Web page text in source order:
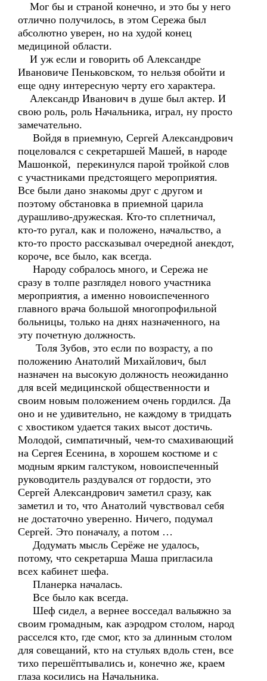
Мог бы и страной конечно, и это бы у него
отлично получилось, в этом Сережа был
абсолютно уверен, но на худой конец
медициной области.
И уж если и говорить об Александре
Ивановиче Пеньковском, то нельзя обойти и
еще одну интересную черту его характера.
Александр Иванович в душе был актер. И
свою роль, роль Начальника, играл, ну просто
замечательно.
Войдя в приемную, Сергей Александрович
поцеловался с секретаршей Машей, в народе
Машонкой, перекинулся парой тройкой слов
с участниками предстоящего мероприятия.
Все были дано знакомы друг с другом и
поэтому обстановка в приемной царила
дурашливо-дружеская. Кто-то сплетничал,
кто-то ругал, как и положено, начальство, а
кто-то просто рассказывал очередной анекдот,
короче, все было, как всегда.
Народу собралось много, и Сережа не
сразу в толпе разглядел нового участника
мероприятия, а именно новоиспеченного
главного врача большой многопрофильной
больницы, только на днях назначенного, на
эту почетную должность.
Толя Зубов, это если по возрасту, а по
положению Анатолий Михайлович, был
назначен на высокую должность неожиданно
для всей медицинской общественности и
своим новым положением очень гордился. Да
оно и не удивительно, не каждому в тридцать
с хвостиком удается таких высот достичь.
Молодой, симпатичный, чем-то смахивающий
на Сергея Есенина, в хорошем костюме и с
модным ярким галстуком, новоиспеченный
руководитель раздувался от гордости, это
Сергей Александрович заметил сразу, как
заметил и то, что Анатолий чувствовал себя
не достаточно уверенно. Ничего, подумал
Сергей. Это поначалу, а потом …
Додумать мысль Серёже не удалось,
потому, что секретарша Маша пригласила
всех кабинет шефа.
Планерка началась.
Все было как всегда.
Шеф сидел, а вернее восседал вальяжно за
своим громадным, как аэродром столом, народ
расселся кто, где смог, кто за длинным столом
для совещаний, кто на стульях вдоль стен, все
тихо перешёптывались и, конечно же, краем
глаза косились на Начальника.